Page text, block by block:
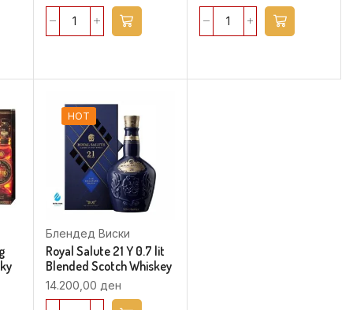
HOT
Блендед Виски
Royal Salute 21 Y 0.7 lit
Blended Scotch Whiskey
14.200,00 ден